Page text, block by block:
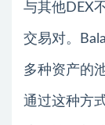
与其他DEX
交易对。
多种资产的
通过这种方